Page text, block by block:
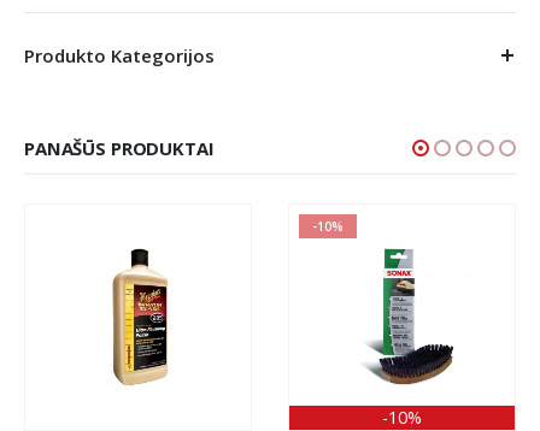
Produkto Kategorijos
PANAŠŪS PRODUKTAI
-10%
-10%